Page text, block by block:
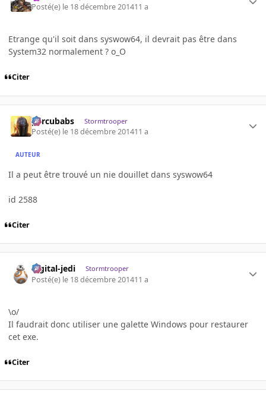
Posté(e) le 18 décembre 201411 a
Etrange qu'il soit dans syswow64, il devrait pas être dans
System32 normalement ? o_O
Citer
percubabs Stormtrooper
Posté(e) le 18 décembre 201411 a
AUTEUR
Il a peut être trouvé un nie douillet dans syswow64
id 2588
Citer
digital-jedi Stormtrooper
Posté(e) le 18 décembre 201411 a
\o/
Il faudrait donc utiliser une galette Windows pour restaurer
cet exe.
Citer